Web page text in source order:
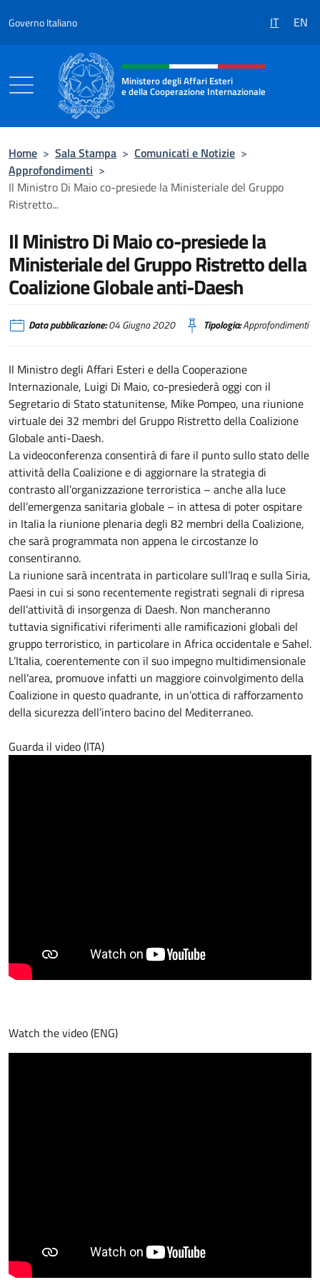
Governo Italiano IT EN
Intestazione sito, social e menù
Ministero degli Affari Esteri
e della Cooperazione Internazionale
Home > Sala Stampa > Comunicati e Notizie >
Approfondimenti >
Il Ministro Di Maio co-presiede la Ministeriale del Gruppo
Ristretto...
Il Ministro Di Maio co-presiede la
Ministeriale del Gruppo Ristretto della
Coalizione Globale anti-Daesh
Data pubblicazione:04 Giugno 2020 Tipologia:Approfondimenti
Il Ministro degli Affari Esteri e della Cooperazione
Internazionale, Luigi Di Maio, co-presiederà oggi con il
Segretario di Stato statunitense, Mike Pompeo, una riunione
virtuale dei 32 membri del Gruppo Ristretto della Coalizione
Globale anti-Daesh.
La videoconferenza consentirà di fare il punto sullo stato delle
attività della Coalizione e di aggiornare la strategia di
contrasto all’organizzazione terroristica – anche alla luce
dell’emergenza sanitaria globale – in attesa di poter ospitare
in Italia la riunione plenaria degli 82 membri della Coalizione,
che sarà programmata non appena le circostanze lo
consentiranno.
La riunione sarà incentrata in particolare sull’Iraq e sulla Siria,
Paesi in cui si sono recentemente registrati segnali di ripresa
dell’attività di insorgenza di Daesh. Non mancheranno
tuttavia significativi riferimenti alle ramificazioni globali del
gruppo terroristico, in particolare in Africa occidentale e Sahel.
L’Italia, coerentemente con il suo impegno multidimensionale
nell’area, promuove infatti un maggiore coinvolgimento della
Coalizione in questo quadrante, in un’ottica di rafforzamento
della sicurezza dell’intero bacino del Mediterraneo.
Guarda il video (ITA)
Watch the video (ENG)